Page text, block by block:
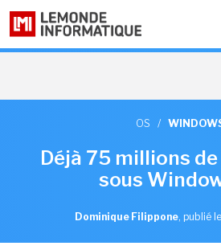
OS /
Déjà 75 millions
sous
Dominique Filippone, publié